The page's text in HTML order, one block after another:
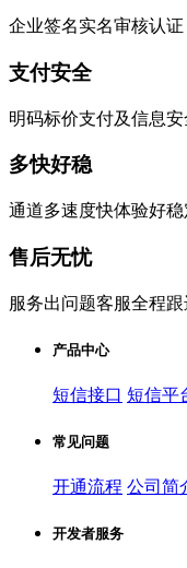
企业签名实名审核认证
支付安全
明码标价支付及信息安
多快好稳
通道多速度快体验好稳
售后无忧
服务出问题客服全程跟
产品中心
短信接口 短信平
常见问题
开通流程 公司简
开发者服务